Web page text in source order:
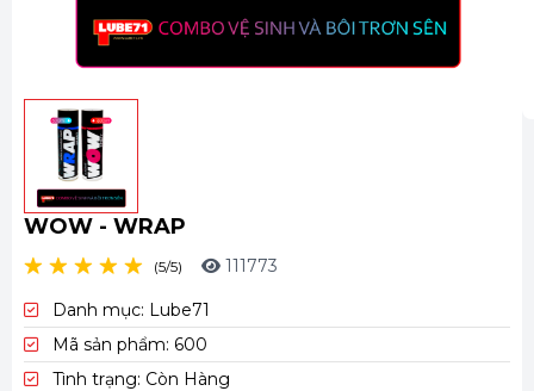
WOW - WRAP
(5/5) 111773
Danh mục: Lube71
Mã sản phẩm: 600
Tình trạng: Còn Hàng